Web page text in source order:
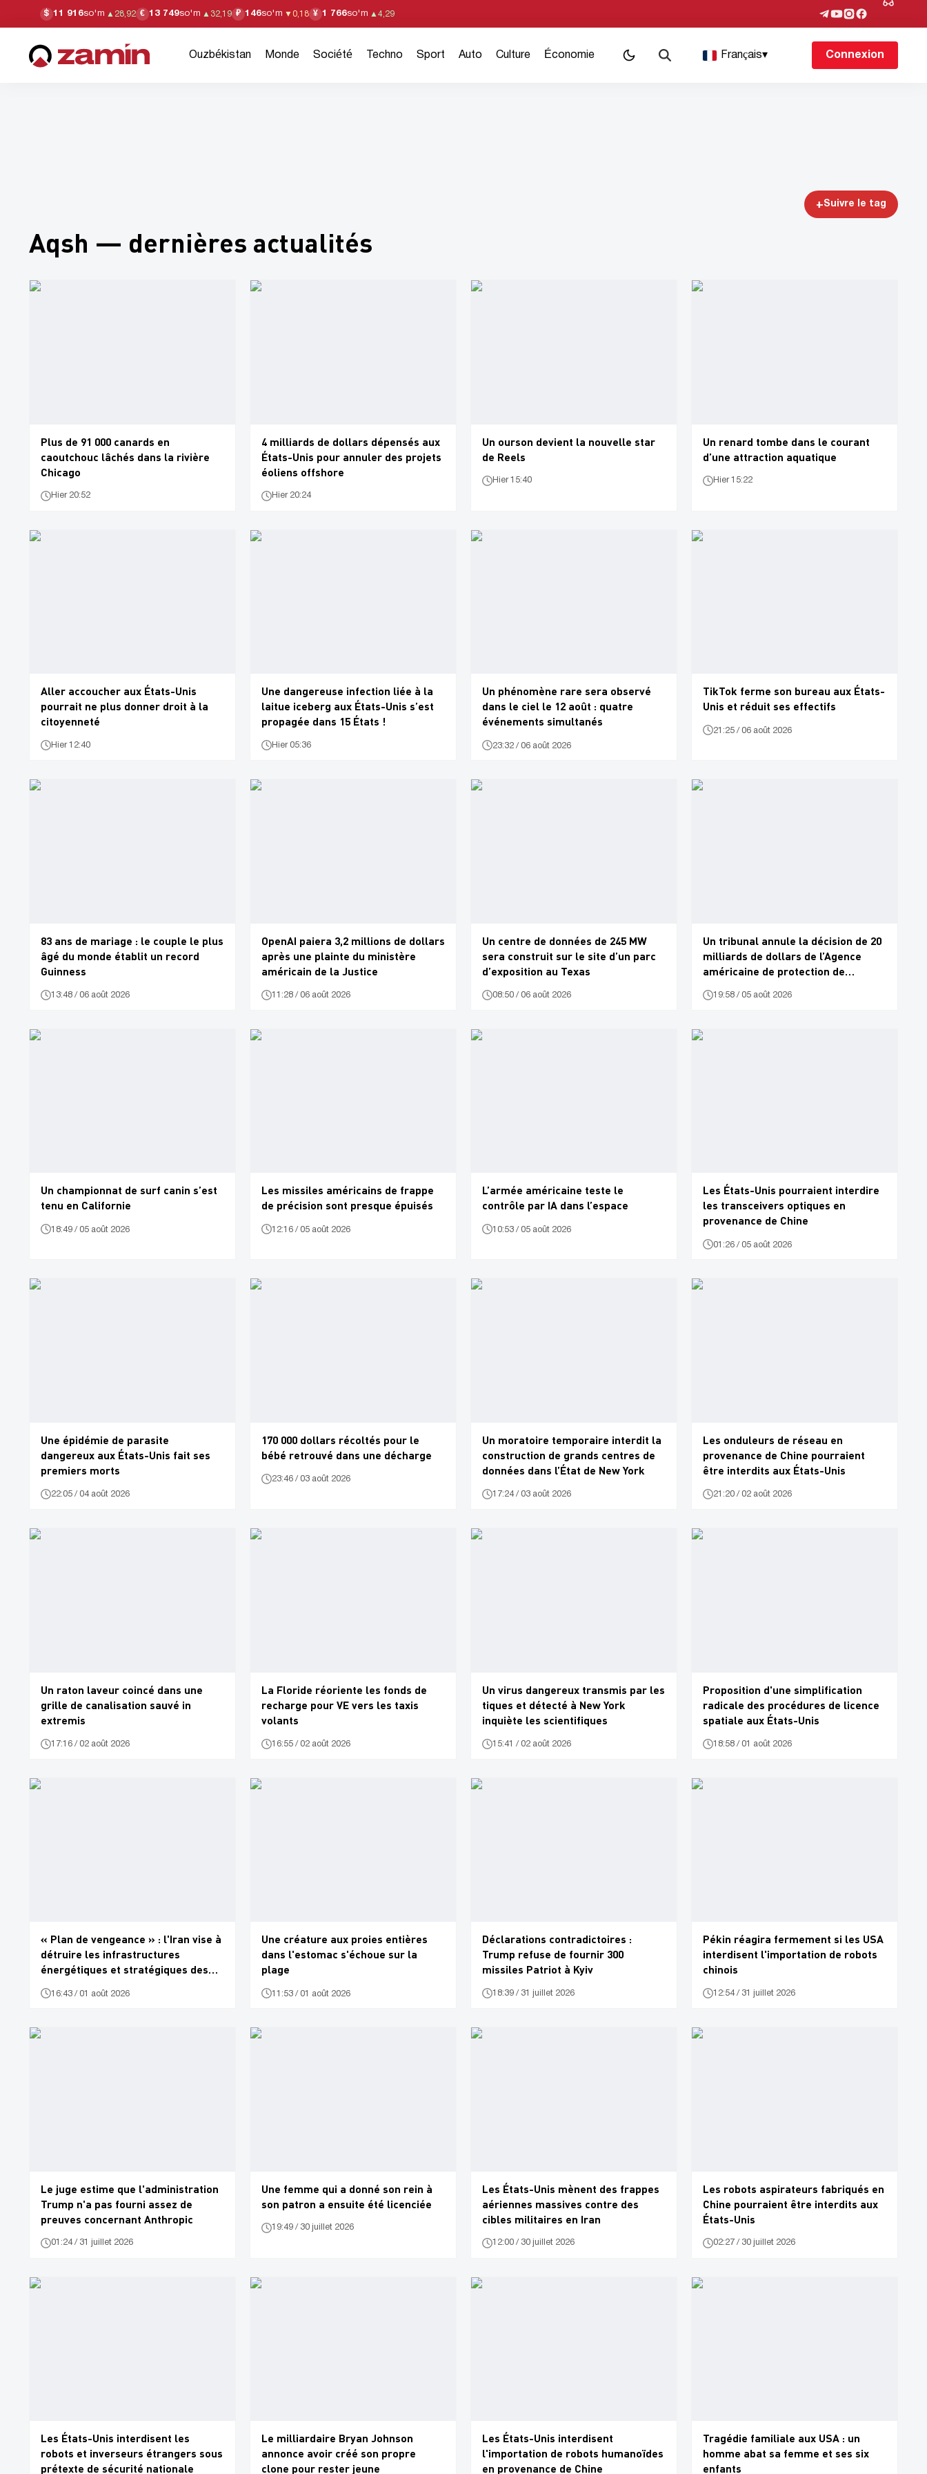
$ 11 916so'm ▲ 28,92 € 13 749so'm ▲ 32,19 ₽ 146so'm ▼ 0,18 ¥ 1 766so'm ▲ 4,29
Ouzbékistan Monde Société Techno Sport Auto Culture Économie Français▾ Connexion
+Suivre le tag
Aqsh — dernières actualités
Plus de 91 000 canards en
caoutchouc lâchés dans la rivière
Chicago
Hier 20:52
4 milliards de dollars dépensés aux
États-Unis pour annuler des projets
éoliens offshore
Hier 20:24
Un ourson devient la nouvelle star
de Reels
Hier 15:40
Un renard tombe dans le courant
d’une attraction aquatique
Hier 15:22
Aller accoucher aux États-Unis
pourrait ne plus donner droit à la
citoyenneté
Hier 12:40
Une dangereuse infection liée à la
laitue iceberg aux États-Unis s’est
propagée dans 15 États !
Hier 05:36
Un phénomène rare sera observé
dans le ciel le 12 août : quatre
événements simultanés
23:32 / 06 août 2026
TikTok ferme son bureau aux États-
Unis et réduit ses effectifs
21:25 / 06 août 2026
83 ans de mariage : le couple le plus
âgé du monde établit un record
Guinness
13:48 / 06 août 2026
OpenAI paiera 3,2 millions de dollars
après une plainte du ministère
américain de la Justice
11:28 / 06 août 2026
Un centre de données de 245 MW
sera construit sur le site d’un parc
d’exposition au Texas
08:50 / 06 août 2026
Un tribunal annule la décision de 20
milliards de dollars de l’Agence
américaine de protection de
19:58 / 05 août 2026
Un championnat de surf canin s’est
tenu en Californie
18:49 / 05 août 2026
Les missiles américains de frappe
de précision sont presque épuisés
12:16 / 05 août 2026
L’armée américaine teste le
contrôle par IA dans l’espace
10:53 / 05 août 2026
Les États-Unis pourraient interdire
les transceivers optiques en
provenance de Chine
01:26 / 05 août 2026
Une épidémie de parasite
dangereux aux États-Unis fait ses
premiers morts
22:05 / 04 août 2026
170 000 dollars récoltés pour le
bébé retrouvé dans une décharge
23:46 / 03 août 2026
Un moratoire temporaire interdit la
construction de grands centres de
données dans l’État de New York
17:24 / 03 août 2026
Les onduleurs de réseau en
provenance de Chine pourraient
être interdits aux États-Unis
21:20 / 02 août 2026
Un raton laveur coincé dans une
grille de canalisation sauvé in
extremis
17:16 / 02 août 2026
La Floride réoriente les fonds de
recharge pour VE vers les taxis
volants
16:55 / 02 août 2026
Un virus dangereux transmis par les
tiques et détecté à New York
inquiète les scientifiques
15:41 / 02 août 2026
Proposition d'une simplification
radicale des procédures de licence
spatiale aux États-Unis
18:58 / 01 août 2026
« Plan de vengeance » : l'Iran vise à
détruire les infrastructures
énergétiques et stratégiques des
16:43 / 01 août 2026
Une créature aux proies entières
dans l'estomac s'échoue sur la
plage
11:53 / 01 août 2026
Déclarations contradictoires :
Trump refuse de fournir 300
missiles Patriot à Kyiv
18:39 / 31 juillet 2026
Pékin réagira fermement si les USA
interdisent l'importation de robots
chinois
12:54 / 31 juillet 2026
Le juge estime que l'administration
Trump n'a pas fourni assez de
preuves concernant Anthropic
01:24 / 31 juillet 2026
Une femme qui a donné son rein à
son patron a ensuite été licenciée
19:49 / 30 juillet 2026
Les États-Unis mènent des frappes
aériennes massives contre des
cibles militaires en Iran
12:00 / 30 juillet 2026
Les robots aspirateurs fabriqués en
Chine pourraient être interdits aux
États-Unis
02:27 / 30 juillet 2026
Les États-Unis interdisent les
robots et inverseurs étrangers sous
prétexte de sécurité nationale
Le milliardaire Bryan Johnson
annonce avoir créé son propre
clone pour rester jeune
Les États-Unis interdisent
l'importation de robots humanoïdes
en provenance de Chine
Tragédie familiale aux USA : un
homme abat sa femme et ses six
enfants